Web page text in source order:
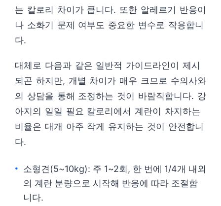
는 칼로리 차이가 큽니다. 또한 알레르기 반응이
나 소화기 문제 여부도 중요한 변수로 작용합니
다.
대체로 다음과 같은 일반적 가이드라인이 제시
되곤 하지만, 개별 차이가 매우 크므로 수의사와
의 상담을 통해 조정하는 것이 바람직합니다. 강
아지의 일일 필요 칼로리에서 계란이 차지하는
비율은 대개 아주 작게 유지하는 것이 안전합니
다.
소형견(5~10kg): 주 1~2회, 한 번에 1/4개 내외
의 계란 분량으로 시작해 반응에 따라 조절합
니다.